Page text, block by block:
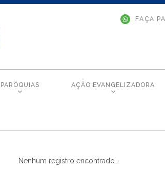
FAÇA
PARÓQUIAS AÇÃO EVANGELIZADORA
Nenhum registro encontrado...